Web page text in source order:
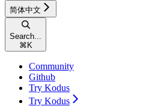
简体中文
Search...
⌘ K
Community
Github
Try Kodus
Try Kodus